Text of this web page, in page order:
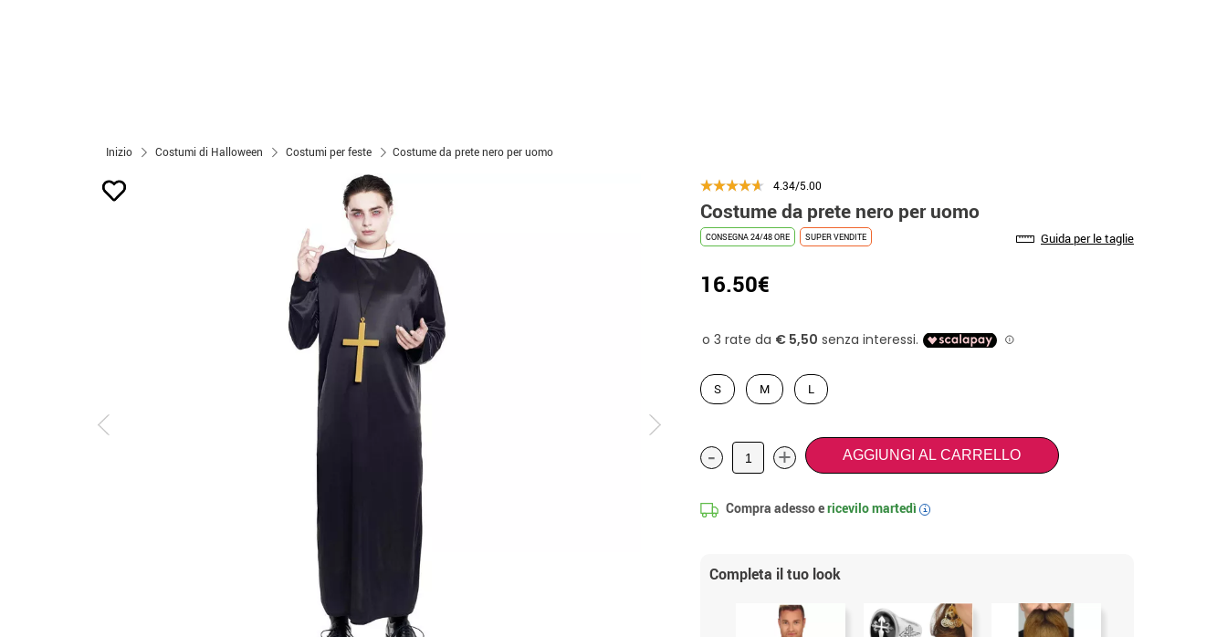
Inizio Costumi di Halloween Costumi per feste Costume da prete nero per uomo
4.34/5.00
Costume da prete nero per uomo
CONSEGNA 24/48 ORE SUPER VENDITE Guida per le taglie
16.50€
S M L
- + AGGIUNGI AL CARRELLO
Compra adesso ericevilomartedì i
Completa il tuo look